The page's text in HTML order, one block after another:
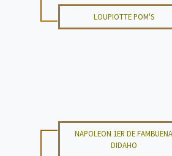
LOUPIOTTE POM'S
NAPOLEON 1ER DE FAMBUENA
DIDAHO